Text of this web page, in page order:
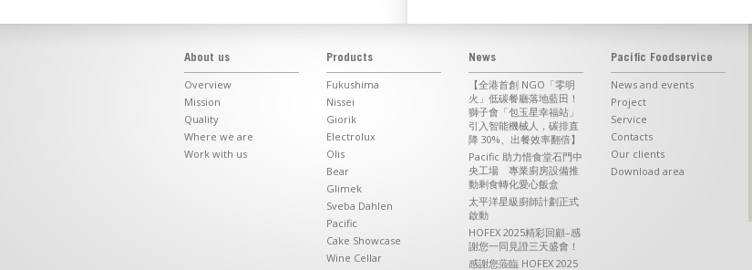
About us
Overview
Mission
Quality
Where we are
Work with us
Products
Fukushima
Nissei
Giorik
Electrolux
Olis
Bear
Glimek
Sveba Dahlen
Pacific
Cake Showcase
Wine Cellar
News
【全港首創 NGO「零明
火」低碳餐廳落地藍田！
獅子會「包玉星幸福站」
引入智能機械人，碳排直
降 30%、出餐效率翻倍】
Pacific 助力惜食堂石門中
央工場 專業廚房設備推
動剩食轉化愛心飯盒
太平洋星級廚師計劃正式
啟動
HOFEX 2025精彩回顧–感
謝您一同見證三天盛會！
感謝您蒞臨 HOFEX 2025
Pacific Foodservice
News and events
Project
Service
Contacts
Our clients
Download area